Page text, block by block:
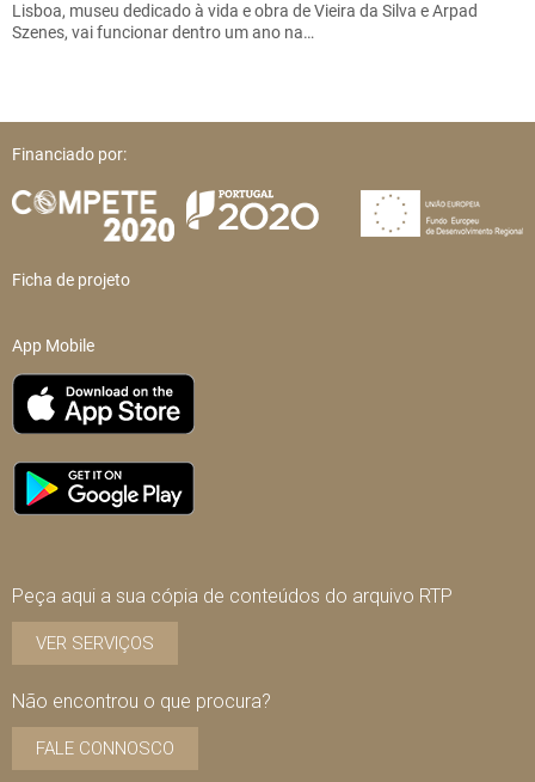
Lisboa, museu dedicado à vida e obra de Vieira da Silva e Arpad
Szenes, vai funcionar dentro um ano na…
Financiado por:
Ficha de projeto
App Mobile
Peça aqui a sua cópia de conteúdos do arquivo RTP
VER SERVIÇOS
Não encontrou o que procura?
FALE CONNOSCO